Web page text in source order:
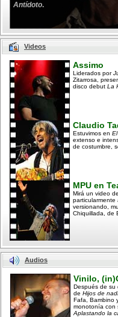
Antídoto.
Videos
Assimo
Liderados por
Zitarrosa,
disco debut La
Claudio
Estuvimos en
extenso e
de costumbre,
MPU en
Mirá un video
particularmente
versionando,
Chiquillada, de
Audios
Vinilo,
Después de su
de Hijos de
Fafa, Bambino
monotonía con
Aplastando la